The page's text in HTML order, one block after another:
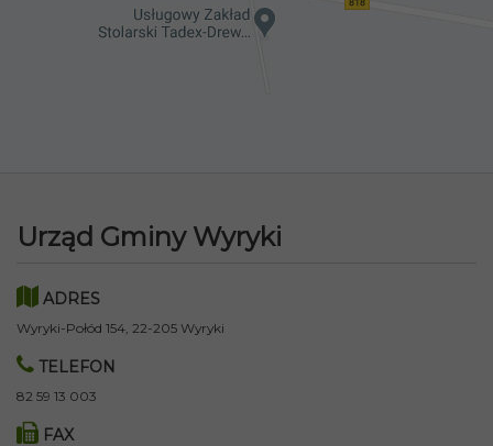
Urząd Gminy Wyryki
ADRES
Wyryki-Połód 154, 22-205 Wyryki
TELEFON
82 59 13 003
FAX